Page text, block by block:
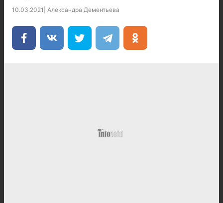
10.03.2021 Александра Дементьева